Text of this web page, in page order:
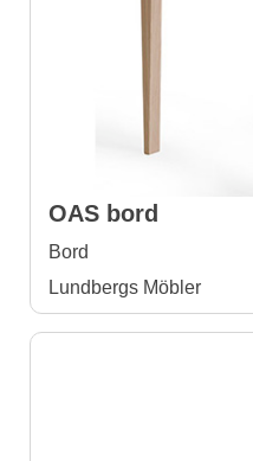
OAS bord
Bord
Lundbergs Möbler